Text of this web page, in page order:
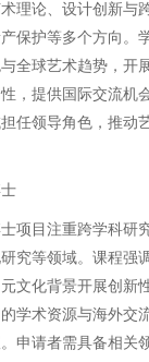
理论、设计创新与
保护等多个方向。
全球艺术趋势，开
，提供国际交流机
任领导角色，推动
项目注重跨学科研
究等领域。课程强
文化背景开展创新
学术资源与海外交
申请者需具备相关